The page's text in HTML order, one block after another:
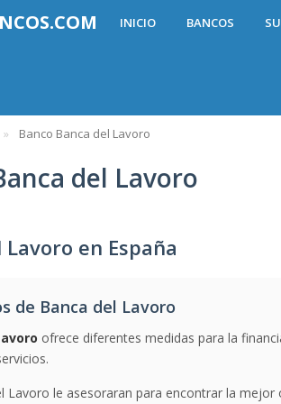
INICIO BANCOS
Banco Banca del Lavoro
del Lavoro
Lavoro en España
de Banca del Lavoro
ofrece diferentes medidas para la
Lavoro le asesoraran para encontrar la mejor